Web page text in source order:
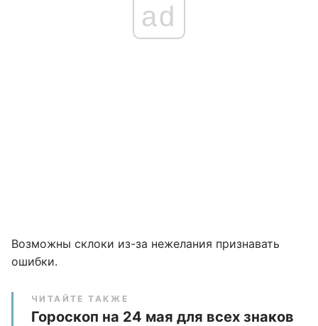
ad
Возможны склоки из-за нежелания признавать
ошибки.
ЧИТАЙТЕ ТАКЖЕ
Гороскоп на 24 мая для всех знаков